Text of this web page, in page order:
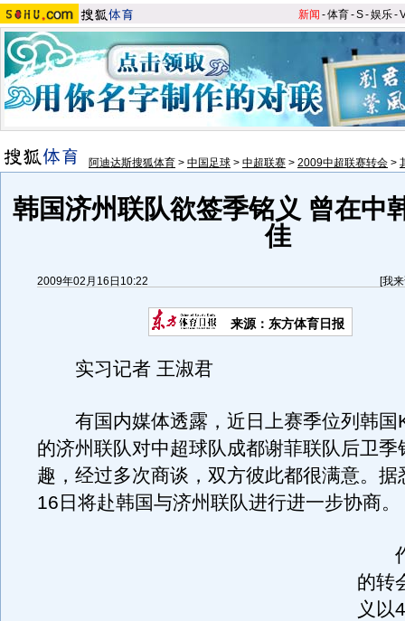
新闻 -体育-S-娱乐-
阿迪达斯搜狐体育 > 中国足球 > 中超联赛 > 2009中超联赛转会 >
韩国济州联队欲签季铭义 曾在中
佳
2009年02月16日10:22 [我
来源：东方体育日报
实习记者 王淑君
有国内媒体透露，近日上赛季位列韩国
的济州联队对中超球队成都谢菲联队后卫季
趣，经过多次商谈，双方彼此都很满意。据
16日将赴韩国与济州联队进行进一步协商。
作
的转
义以